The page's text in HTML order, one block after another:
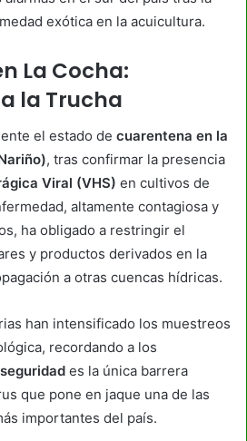
exótica en la acuicultura.
La Cocha:
la Trucha
el estado de cuarentena en la
, tras confirmar la presencia
Viral (VHS) en cultivos de
altamente contagiosa y
ha obligado a restringir el
y productos derivados en la
a otras cuencas hídricas.
han intensificado los muestreos
recordando a los
es la única barrera
que pone en jaque una de las
importantes del país.